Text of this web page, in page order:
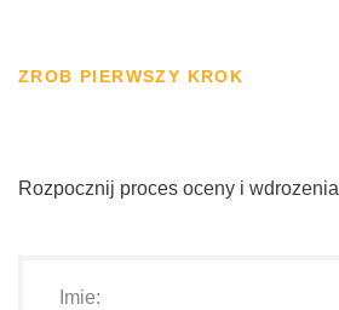
ZROB PIERWSZY KROK
Rozpocznij proces oceny i wdrozenia